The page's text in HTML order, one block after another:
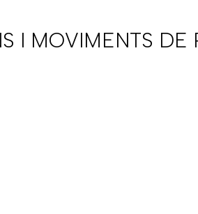
I MOVIMENTS DE